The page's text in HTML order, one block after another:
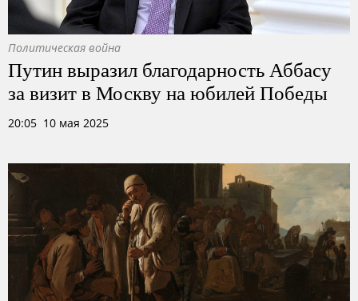
Политическая война
Путин выразил благодарность Аббасу
за визит в Москву на юбилей Победы
20:05 10 мая 2025